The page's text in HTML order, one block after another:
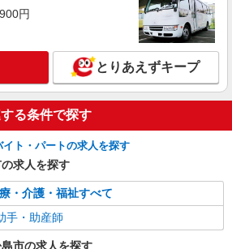
円
とりあえずキープ
る条件で探す
ト・パートの求人を探す
求人を探す
・介護・福祉すべて
手・助産師
市の求人を探す